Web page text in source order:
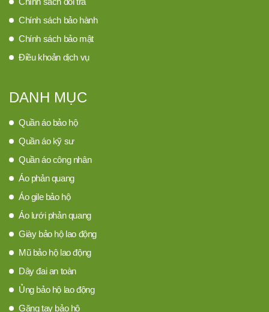
Chính sách bảo hành
Chính sách bảo mật
Điều khoản dịch vụ
DANH MỤC
Quần áo bảo hộ
Quần áo kỹ sư
Quần áo công nhân
Áo phản quang
Áo gile bảo hộ
Áo lưới phản quang
Giày bảo hộ lao động
Mũ bảo hộ lao động
Dây đai an toàn
Ủng bảo hộ lao động
Găng tay bảo hộ